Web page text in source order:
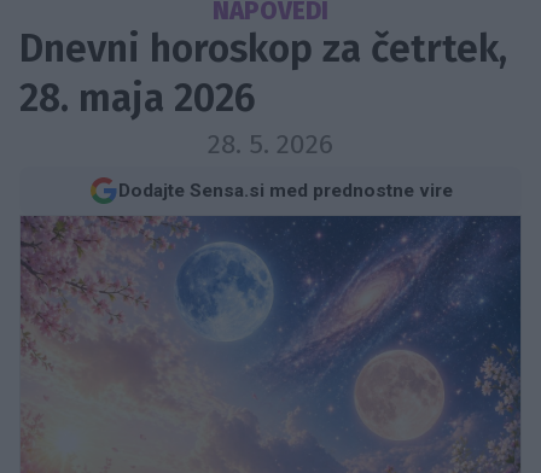
NAPOVEDI
Dnevni horoskop za četrtek,
28. maja 2026
28. 5. 2026
Dodajte Sensa.si med prednostne vire